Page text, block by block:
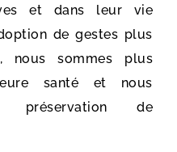
et dans leur vie
de gestes plus
nous sommes plus
santé et nous
de